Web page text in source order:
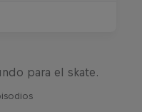
para el skate.